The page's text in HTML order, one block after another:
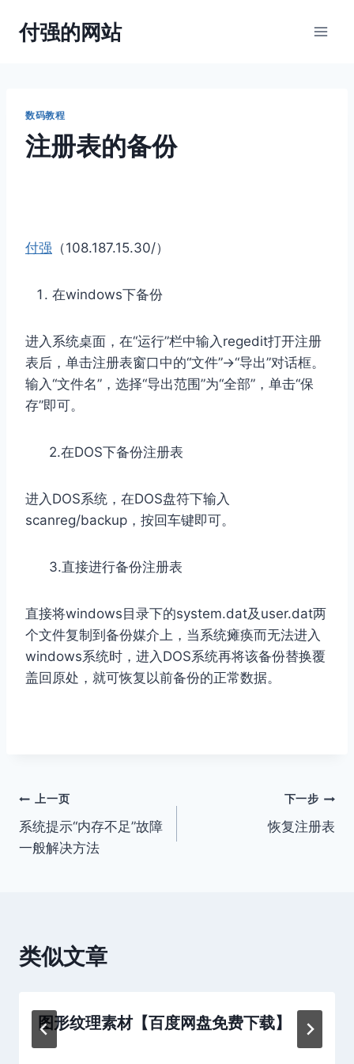
付强的网站
数码教程
注册表的备份
付强 （108.187.15.30/）
在windows下备份
进入系统桌面，在“运行”栏中输入regedit打开注册
表后，单击注册表窗口中的“文件”→“导出”对话框。
输入“文件名”，选择“导出范围”为“全部”，单击“保
存”即可。
2.在DOS下备份注册表
进入DOS系统，在DOS盘符下输入
scanreg/backup，按回车键即可。
3.直接进行备份注册表
直接将windows目录下的system.dat及user.dat两
个文件复制到备份媒介上，当系统瘫痪而无法进入
windows系统时，进入DOS系统再将该备份替换覆
盖回原处，就可恢复以前备份的正常数据。
文
章
上一页
系统提示“内存不足”故障
一般解决方法
下一步
恢复注册表
类似文章
图形纹理素材【百度网盘免费下载】